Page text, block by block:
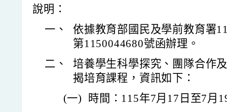
說明：
一、
依據教育部國民及學前教育署
第1150044680號函辦理。
二、
培養學生科學探究、團隊合作
揭培育課程，資訊如下：
(一)
時間：115年7月17日至7月